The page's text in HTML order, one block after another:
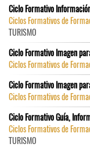
Ciclo Formativo
Ciclos Formativos de
TURISMO
Ciclo Formativo Imagen
Ciclos Formativos de
Ciclo Formativo Imagen
Ciclos Formativos de
Ciclo Formativo Guía,
Ciclos Formativos de
TURISMO